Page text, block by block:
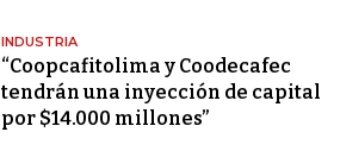
INDUSTRIA
“Coopcafitolima y Coodecafec
tendrán una inyección de capital
por $14.000 millones”